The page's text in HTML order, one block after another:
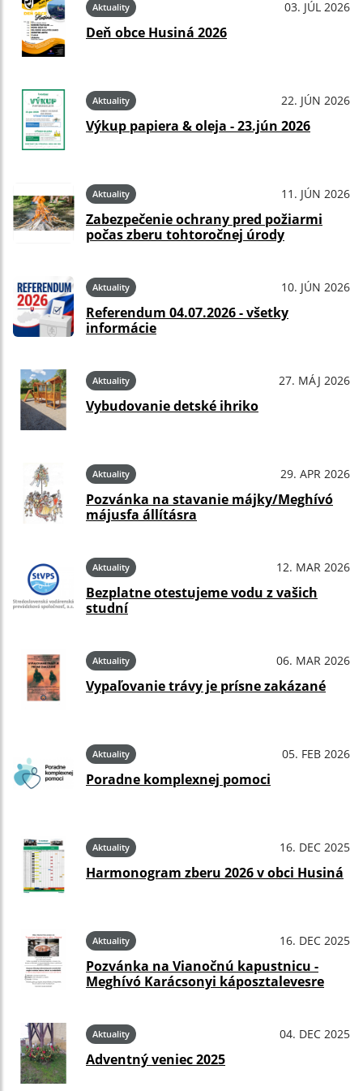
Aktuality 03. JÚL 2026
Deň obce Husiná 2026
Aktuality 22. JÚN 2026
Výkup papiera & oleja - 23.jún 2026
Aktuality 11. JÚN 2026
Zabezpečenie ochrany pred požiarmi
počas zberu tohtoročnej úrody
Aktuality 10. JÚN 2026
Referendum 04.07.2026 - všetky
informácie
Aktuality 27. MÁJ 2026
Vybudovanie detské ihriko
Aktuality 29. APR 2026
Pozvánka na stavanie májky/Meghívó
májusfa állításra
Aktuality 12. MAR 2026
Bezplatne otestujeme vodu z vašich
studní
Aktuality 06. MAR 2026
Vypaľovanie trávy je prísne zakázané
Aktuality 05. FEB 2026
Poradne komplexnej pomoci
Aktuality 16. DEC 2025
Harmonogram zberu 2026 v obci Husiná
Aktuality 16. DEC 2025
Pozvánka na Vianočnú kapustnicu -
Meghívó Karácsonyi káposztalevesre
Aktuality 04. DEC 2025
Adventný veniec 2025